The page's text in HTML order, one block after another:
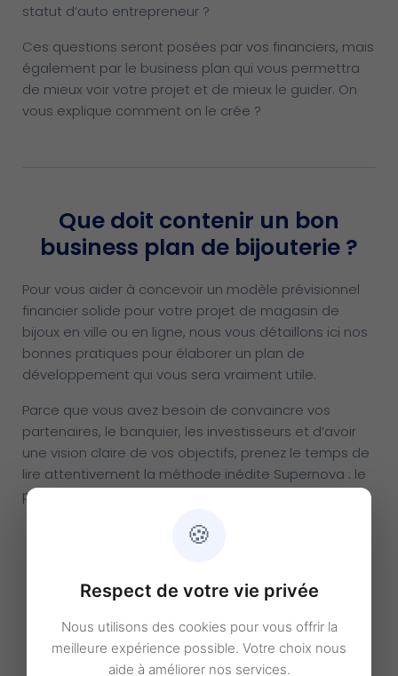
statut d’auto entrepreneur ?
Ces questions seront posées par vos financiers, mais
également par le business plan qui vous permettra
de mieux voir votre projet et de mieux le guider. On
vous explique comment on le crée ?
Que doit contenir un bon
business plan de bijouterie ?
Pour vous aider à concevoir un modèle prévisionnel
financier solide pour votre projet de magasin de
bijoux en ville ou en ligne, nous vous détaillons ici nos
bonnes pratiques pour élaborer un plan de
développement qui vous sera vraiment utile.
Parce que vous avez besoin de convaincre vos
partenaires, le banquier, les investisseurs et d’avoir
une vision claire de vos objectifs, prenez le temps de
lire attentivement la méthode inédite Supernova : le
prévisionnel financier avant le rédactionnel.
🍪
Respect de votre vie privée
Nous utilisons des cookies pour vous offrir la
meilleure expérience possible. Votre choix nous
aide à améliorer nos services.